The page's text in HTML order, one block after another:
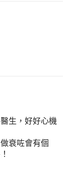
生，好好心機
衰咗會有個